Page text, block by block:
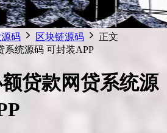
码 区块链源码 正文
贷款网贷系统源